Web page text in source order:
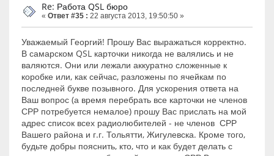
Re: Работа QSL бюро
« Ответ #35 : 22 августа 2013, 19:50:50 »
Уважаемый Георгий! Прошу Вас выражаться корректно.
В самарском QSL карточки никогда не валялись и не
валяются. Они или лежали аккуратно сложенные к
коробке или, как сейчас, разложены по ячейкам по
последней букве позывного. Для ускорения ответа на
Ваш вопрос (а время перебрать все карточки не членов
СРР потребуется немалое) прошу Вас прислать на мой
адрес список всех радиолюбителей - не членов СРР
Вашего района и г.г. Тольятти, Жигулевска. Кроме того,
будьте добры пояснить, кто, что и как будет делать с